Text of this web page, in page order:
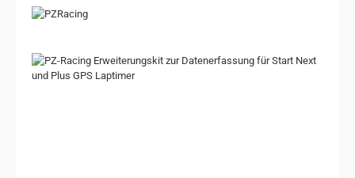
Bildergalerie überspringen